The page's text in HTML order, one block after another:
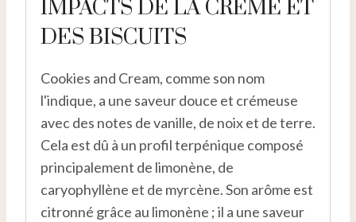
IMPACTS DE LA CRÈME ET
DES BISCUITS
Cookies and Cream, comme son nom
l'indique, a une saveur douce et crémeuse
avec des notes de vanille, de noix et de terre.
Cela est dû à un profil terpénique composé
principalement de limonène, de
caryophyllène et de myrcène. Son arôme est
citronné grâce au limonène ; il a une saveur